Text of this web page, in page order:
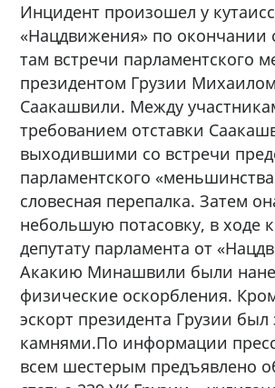
Инцидент произошел у
«Нацдвижения» по окончании
там встречи парламентского
президентом Грузии Михаилом
Саакашвили. Между
требованием отставки
выходившими со встречи
парламентского
словесная перепалка. Затем
небольшую потасовку, в ходе
депутату парламента от
Акакию Минашвили были
физические оскорбления.
эскорт президента Грузии был
камнями.По информации
всем шестерым предъявлено